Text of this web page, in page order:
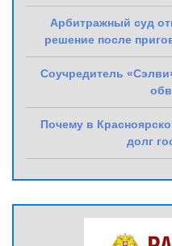
Арбитражный суд
решение после
Соучредитель
Почему в
долг